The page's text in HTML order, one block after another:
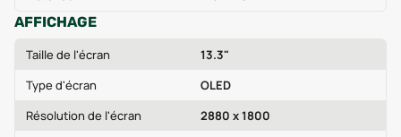
AFFICHAGE
Taille de l'écran
13.3"
Type d'écran
OLED
Résolution de l'écran
2880 x 1800